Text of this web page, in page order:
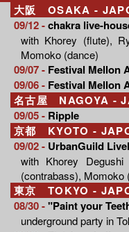
大阪 OSAKA -
09/12 -chakra live-
with Khorey (flute),
Momoko (dance)
09/07 - Festival Mellon
09/06 - Festival Mellon
名古屋 NAGOYA -
09/05 - Ripple
京都 KYOTO -
09/02 - UrbanGuild
with Khorey
(contrabass), Momoko
東京 TOKYO -
08/30 -"Paint your
underground party in